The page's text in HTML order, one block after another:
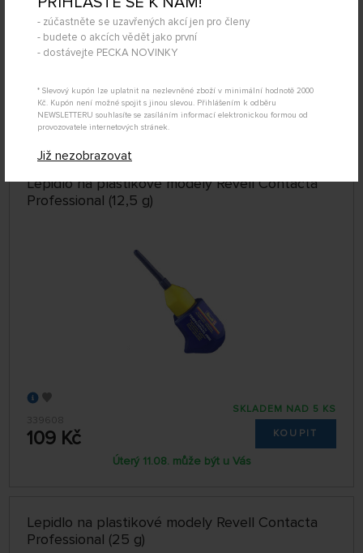
- zúčastněte se uzavřených akcí jen pro členy
- budete o akcích vědět jako první
- dostávejte PECKA NOVINKY
* Slevový kupón lze uplatnit na nezlevněné zboží v minimální hodnotě 2000
Kč. Kupón není možné spojit s jinou slevou. Přihlášením k odběru
NEWSLETTERU souhlasíte se zasíláním informací elektronickou formou od
provozovatele internetových stránek.
Již nezobrazovat
339601
95 Kč
NEDOSTUPNÉ
DETAIL
Lepidlo na plastikové modely Revell Contacta
Professional (12,5 g)
339608
109 Kč
SKLADEM NAD 5 KS
KOUPIT
Úterý 11.08. může být u Vás
Lepidlo na plastikové modely Revell Contacta
Professional (25 g)